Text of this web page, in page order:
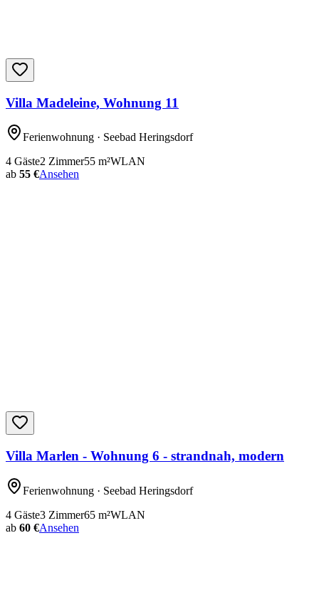
Villa Madeleine, Wohnung 11
Ferienwohnung · Seebad Heringsdorf
4 Gäste2 Zimmer55 m²WLAN
ab 55 €Ansehen
Villa Marlen - Wohnung 6 - strandnah, modern
Ferienwohnung · Seebad Heringsdorf
4 Gäste3 Zimmer65 m²WLAN
ab 60 €Ansehen